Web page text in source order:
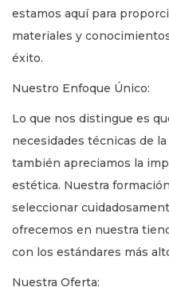
estamos aquí para
materiales y
éxito.
Nuestro Enfoque Único:
Lo que nos distingue es
necesidades técnicas de
también apreciamos la
estética. Nuestra
seleccionar
ofrecemos en nuestra
con los estándares más
Nuestra Oferta: